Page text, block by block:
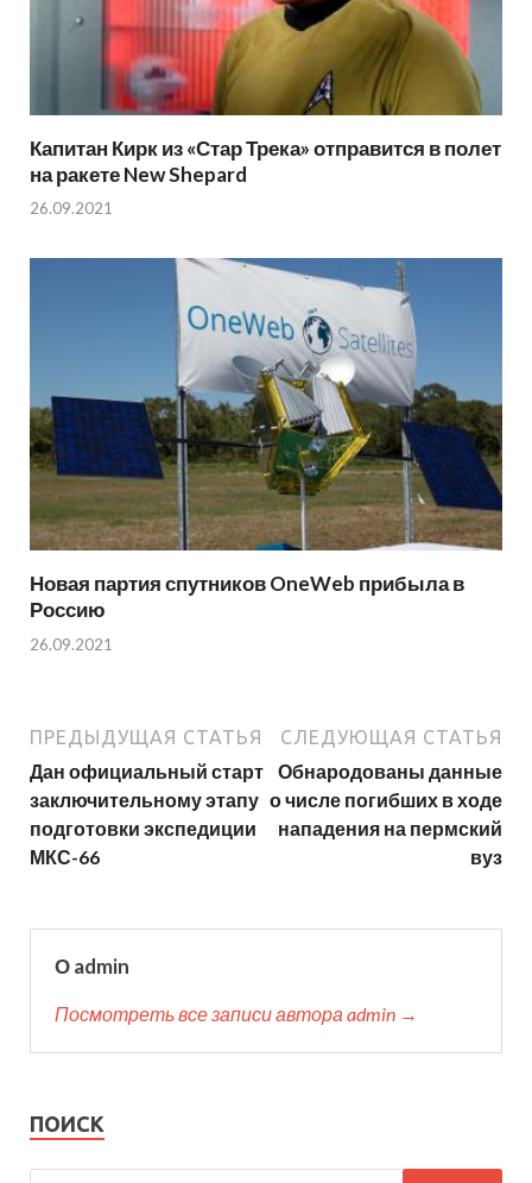
Капитан Кирк из «Стар Трека» отправится в полет
на ракете New Shepard
26.09.2021
Новая партия спутников OneWeb прибыла в
Россию
26.09.2021
ПРЕДЫДУЩАЯ СТАТЬЯ
Дан официальный старт
заключительному этапу
подготовки экспедиции
МКС-66
СЛЕДУЮЩАЯ СТАТЬЯ
Обнародованы данные
о числе погибших в ходе
нападения на пермский
вуз
О admin
Посмотреть все записи автора admin →
ПОИСК